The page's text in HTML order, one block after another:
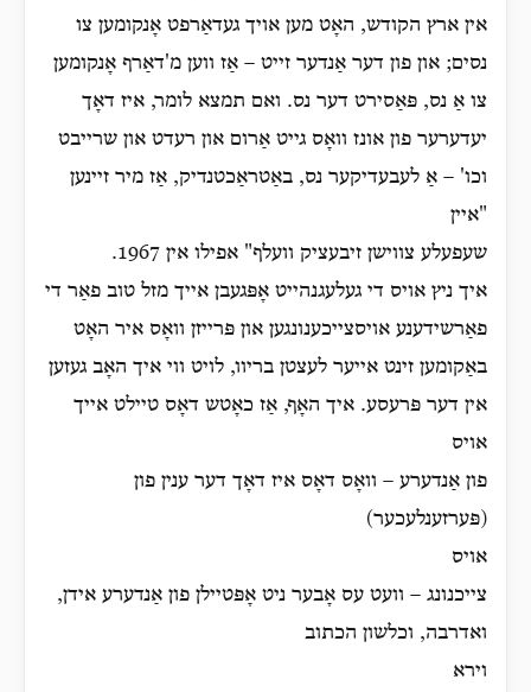
אין ארץ הקודש, האָט מען אויך געדאַרפט אָנקומען צו
נסים; און פון דער אַנדער זייט – אַז ווען מ'דאַרף אָנקומען
צו אַ נס, פּאַסירט דער נס. ואם תמצא לומר, איז דאָך
יעדערער פון אונז וואָס גייט אַרום און רעדט און שרייבט
וכו' – אַ לעבעדיקער נס, באַטראַכטנדיק, אַז מיר זיינען
"איין
שעפעלע צווישן זיבעציק וועלף" אפילו אין 1967.
איך ניץ אויס די געלעגנהייט אָפּגעבן אייך מזל טוב פאַר די
פאַרשידענע אויסצייכענונגען און פּרייזן וואָס איר האָט
באַקומען זינט אייער לעצטן בריוו, לויט ווי איך האָב געזען
אין דער פּרעסע. איך האָף, אַז כאָטש דאָס טיילט אייך
אויס
פון אַנדערע – וואָס דאָס איז דאָך דער ענין פון
(פּערזענלעכער)
אויס
צייכנונג – וועט עס אָבער ניט אָפּטיילן פון אַנדערע אידן,
ואדרבה, וכלשון הכתוב
וירא